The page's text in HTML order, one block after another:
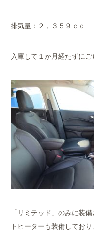
排気量：２，３５９ｃｃ
入庫して１か月経たずに
「リミテッド」のみに装
トヒーターも装備してお